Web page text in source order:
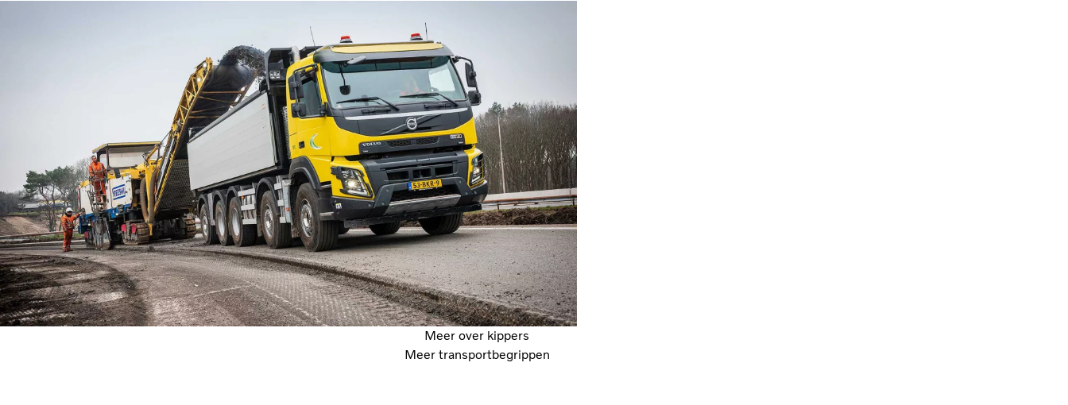
Meer over kippers
Meer transportbegrippen